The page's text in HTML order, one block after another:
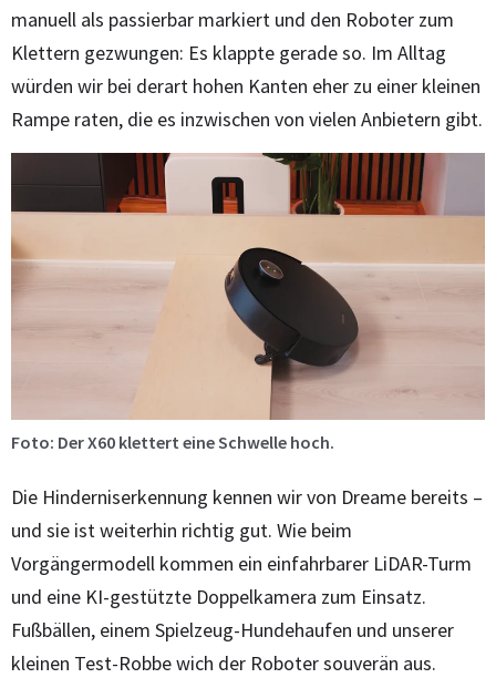
manuell als passierbar markiert und den Roboter zum
Klettern gezwungen: Es klappte gerade so. Im Alltag
würden wir bei derart hohen Kanten eher zu einer kleinen
Rampe raten, die es inzwischen von vielen Anbietern gibt.
Foto: Der X60 klettert eine Schwelle hoch.
Die Hinderniserkennung kennen wir von Dreame bereits –
und sie ist weiterhin richtig gut. Wie beim
Vorgängermodell kommen ein einfahrbarer LiDAR-Turm
und eine KI-gestützte Doppelkamera zum Einsatz.
Fußbällen, einem Spielzeug-Hundehaufen und unserer
kleinen Test-Robbe wich der Roboter souverän aus.